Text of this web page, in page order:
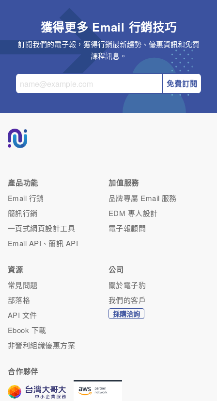
獲得更多 Email 行銷技巧
訂閱我們的電子報，獲得行銷最新趨勢、優惠資訊和免費
課程訊息。
免費訂閱
產品功能
Email 行銷
簡訊行銷
一頁式網頁設計工具
Email API、簡訊 API
加值服務
品牌專屬 Email 服務
EDM 專人設計
電子報顧問
資源
常見問題
部落格
API 文件
Ebook 下載
非營利組織優惠方案
公司
關於電子豹
我們的客戶
採購洽詢
合作夥伴